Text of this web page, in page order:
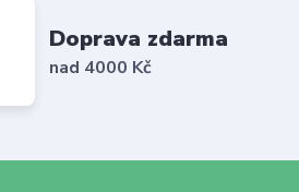
Doprava zdarma
nad 4000 Kč